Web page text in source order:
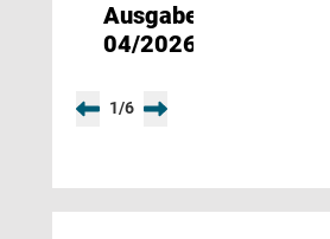
Ausgabe
04/2026
1/6